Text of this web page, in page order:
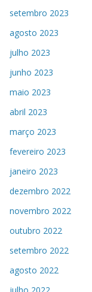
setembro 2023
agosto 2023
julho 2023
junho 2023
maio 2023
abril 2023
março 2023
fevereiro 2023
janeiro 2023
dezembro 2022
novembro 2022
outubro 2022
setembro 2022
agosto 2022